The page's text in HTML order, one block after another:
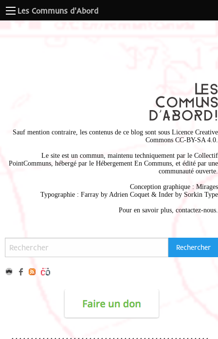
Les Communs d'Abord
Sauf mention contraire, les contenus de ce blog sont sous Licence Creative
Commons CC-BY-SA 4.0
Le site est un commun, maintenu techniquement par le Collectif
PointCommuns , hébergé par le Hébergement En Communs , et édité par une
communauté ouverte.
Conception graphique : Mirages
Typographie : Farray by Adrien Coquet & Inder by Sorkin Type
Pour en savoir plus, contactez-nous